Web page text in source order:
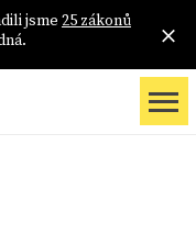
jsme 25 zákonů